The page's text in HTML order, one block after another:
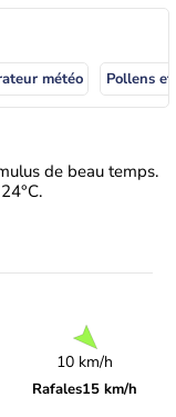
météo Pollens
de beau temps.
10 km/h
Rafales15 km/h